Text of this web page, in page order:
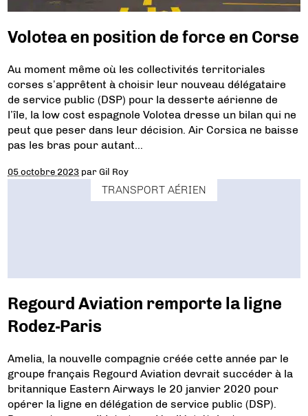
Volotea en position de force en Corse
Au moment même où les collectivités territoriales
corses s’apprêtent à choisir leur nouveau délégataire
de service public (DSP) pour la desserte aérienne de
l’île, la low cost espagnole Volotea dresse un bilan qui ne
peut que peser dans leur décision. Air Corsica ne baisse
pas les bras pour autant…
05 octobre 2023 parGil Roy
TRANSPORT AÉRIEN
Regourd Aviation remporte la ligne
Rodez-Paris
Amelia, la nouvelle compagnie créée cette année par le
groupe français Regourd Aviation devrait succéder à la
britannique Eastern Airways le 20 janvier 2020 pour
opérer la ligne en délégation de service public (DSP).